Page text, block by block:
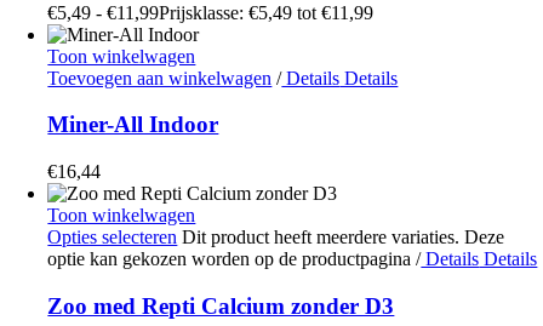
€5,49 - €11,99Prijsklasse: €5,49 tot €11,99
Toon winkelwagen
Toevoegen aan winkelwagen /Details Details
Miner-All Indoor
€16,44
Toon winkelwagen
Opties selecteren Dit product heeft meerdere variaties. Deze
optie kan gekozen worden op de productpagina/Details Details
Zoo med Repti Calcium zonder D3